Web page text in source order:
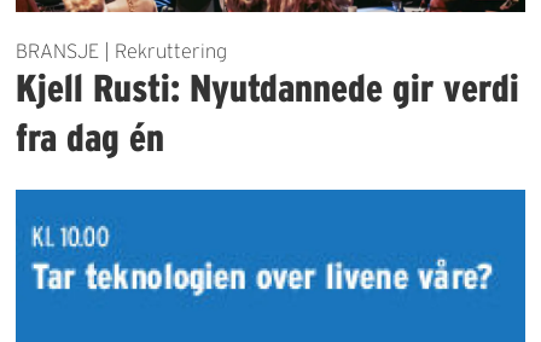
BRANSJE | Rekruttering
Kjell Rusti: Nyutdannede gir verdi
fra dag én